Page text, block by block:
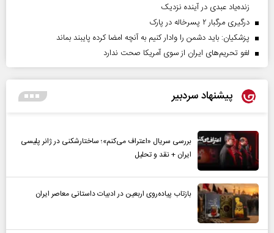
زنده‌یاد عبدی در آینده نزدیک
درگیری مرگبار ۲ پسرخاله در پارک
پزشکیان: باید دشمن را وادار کنیم به آنچه امضا کرده پایبند بماند
لغو تحریم‌های ایران از سوی آمریکا صحت ندارد
پیشنهاد سردبیر
بررسی سریال «اعتراف می‌کنم»؛ ساختارشکنی در ژانر پلیسی
ایران + نقد و تحلیل
بازتاب پیاده‌روی اربعین در ادبیات داستانی معاصر ایران